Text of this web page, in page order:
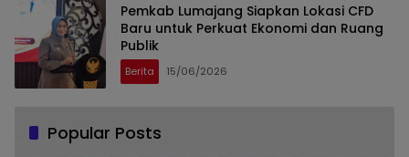
Pemkab Lumajang Siapkan Lokasi CFD
Baru untuk Perkuat Ekonomi dan Ruang
Publik
Berita 15/06/2026
Popular Posts